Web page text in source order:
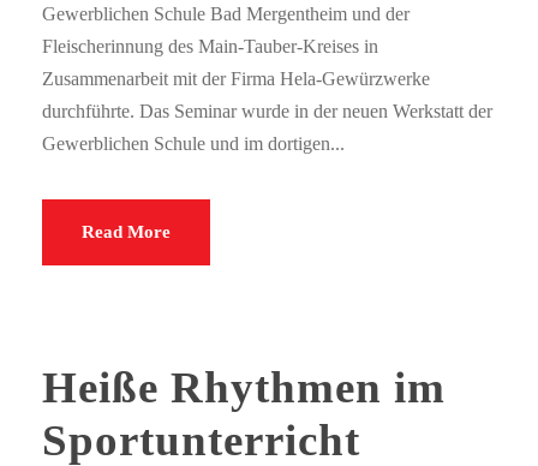
Gewerblichen Schule Bad Mergentheim und der
Fleischerinnung des Main-Tauber-Kreises in
Zusammenarbeit mit der Firma Hela-Gewürzwerke
durchführte. Das Seminar wurde in der neuen Werkstatt der
Gewerblichen Schule und im dortigen...
Read More
Heiße Rhythmen im
Sportunterricht